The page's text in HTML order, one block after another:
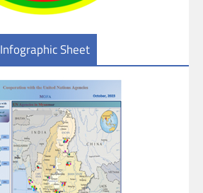
Infographic Sheet